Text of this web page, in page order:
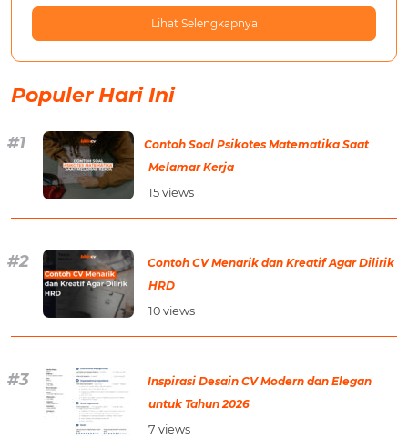
Lihat Selengkapnya
Populer Hari Ini
Contoh Soal Psikotes Matematika Saat
Melamar Kerja
15 views
Contoh CV Menarik dan Kreatif Agar Dilirik
HRD
10 views
Inspirasi Desain CV Modern dan Elegan
untuk Tahun 2026
7 views